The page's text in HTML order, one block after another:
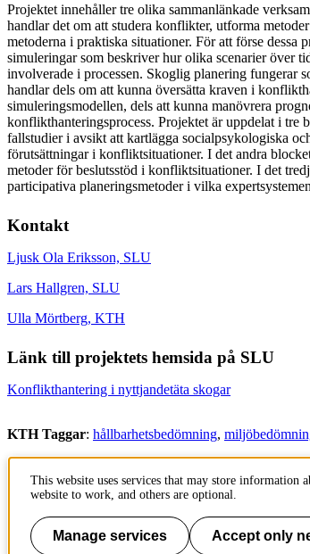
Projektet innehåller tre olika sammanlänkade
handlar det om att studera konflikter, utforma
metoderna i praktiska situationer. För att förse dessa
simuleringar som beskriver hur olika scenarier över
involverade i processen. Skoglig planering fungerar
handlar dels om att kunna översätta kraven i
simuleringsmodellen, dels att kunna manövrera
konflikthanteringsprocess. Projektet är uppdelat i tre
fallstudier i avsikt att kartlägga socialpsykologiska
förutsättningar i konfliktsituationer. I det andra
metoder för beslutsstöd i konfliktsituationer. I det
participativa planeringsmetoder i vilka
Kontakt
Ljusk Ola Eriksson, SLU
Lars Hallgren, SLU
Ulla Mörtberg, KTH
Länk till projektets hemsida på SLU
Konflikthantering i nyttjandetäta skogar
KTH Taggar: hållbarhetsbedömning
Innehållsansvarig:
kommunikation-abe@kth.se
Tillhör: Institutionen för hållbar utveckling,
Senast ändrad
This website uses services that may store information
website to work, and others are optional.
Manage services Accept only